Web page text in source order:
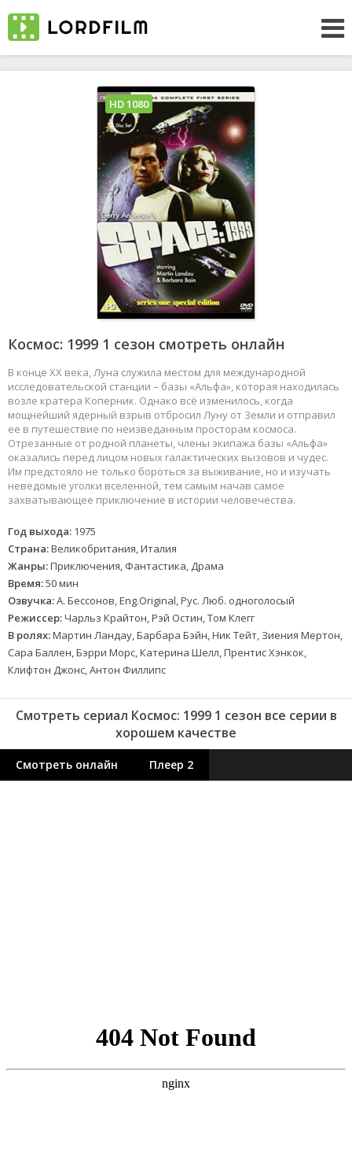
Космос: 1999 1 сезон смотреть онлайн
В конце XX века, Луна служила местом для международной
исследовательской станции – базы «Альфа», которая находилась
возле кратера Коперник. Однако всё изменилось, когда
мощнейший ядерный взрыв отбросил Луну от Земли и отправил
ее в путешествие по неизведанным просторам космоса.
Отрезанные от родной планеты, члены экипажа базы «Альфа»
оказались перед лицом новых галактических вызовов и чудес.
Им предстояло не только бороться за выживание, но и изучать
неведомые уголки вселенной, тем самым начав самое
захватывающее приключение в истории человечества.
Год выхода: 1975
Страна:Великобритания, Италия
Жанры:Приключения, Фантастика, Драма
Время:50 мин
Озвучка:А. Бессонов, Eng.Original, Рус. Люб. одноголосый
Режиссер:Чарльз Крайтон, Рэй Остин, Том Клегг
В ролях:Мартин Ландау, Барбара Бэйн, Ник Тейт, Зиения Мертон,
Сара Баллен, Бэрри Морс, Катерина Шелл, Прентис Хэнкок,
Клифтон Джонс, Антон Филлипс
HD 1080
Смотреть сериал Космос: 1999 1 сезон все серии в
хорошем качестве
Смотреть онлайн Плеер 2